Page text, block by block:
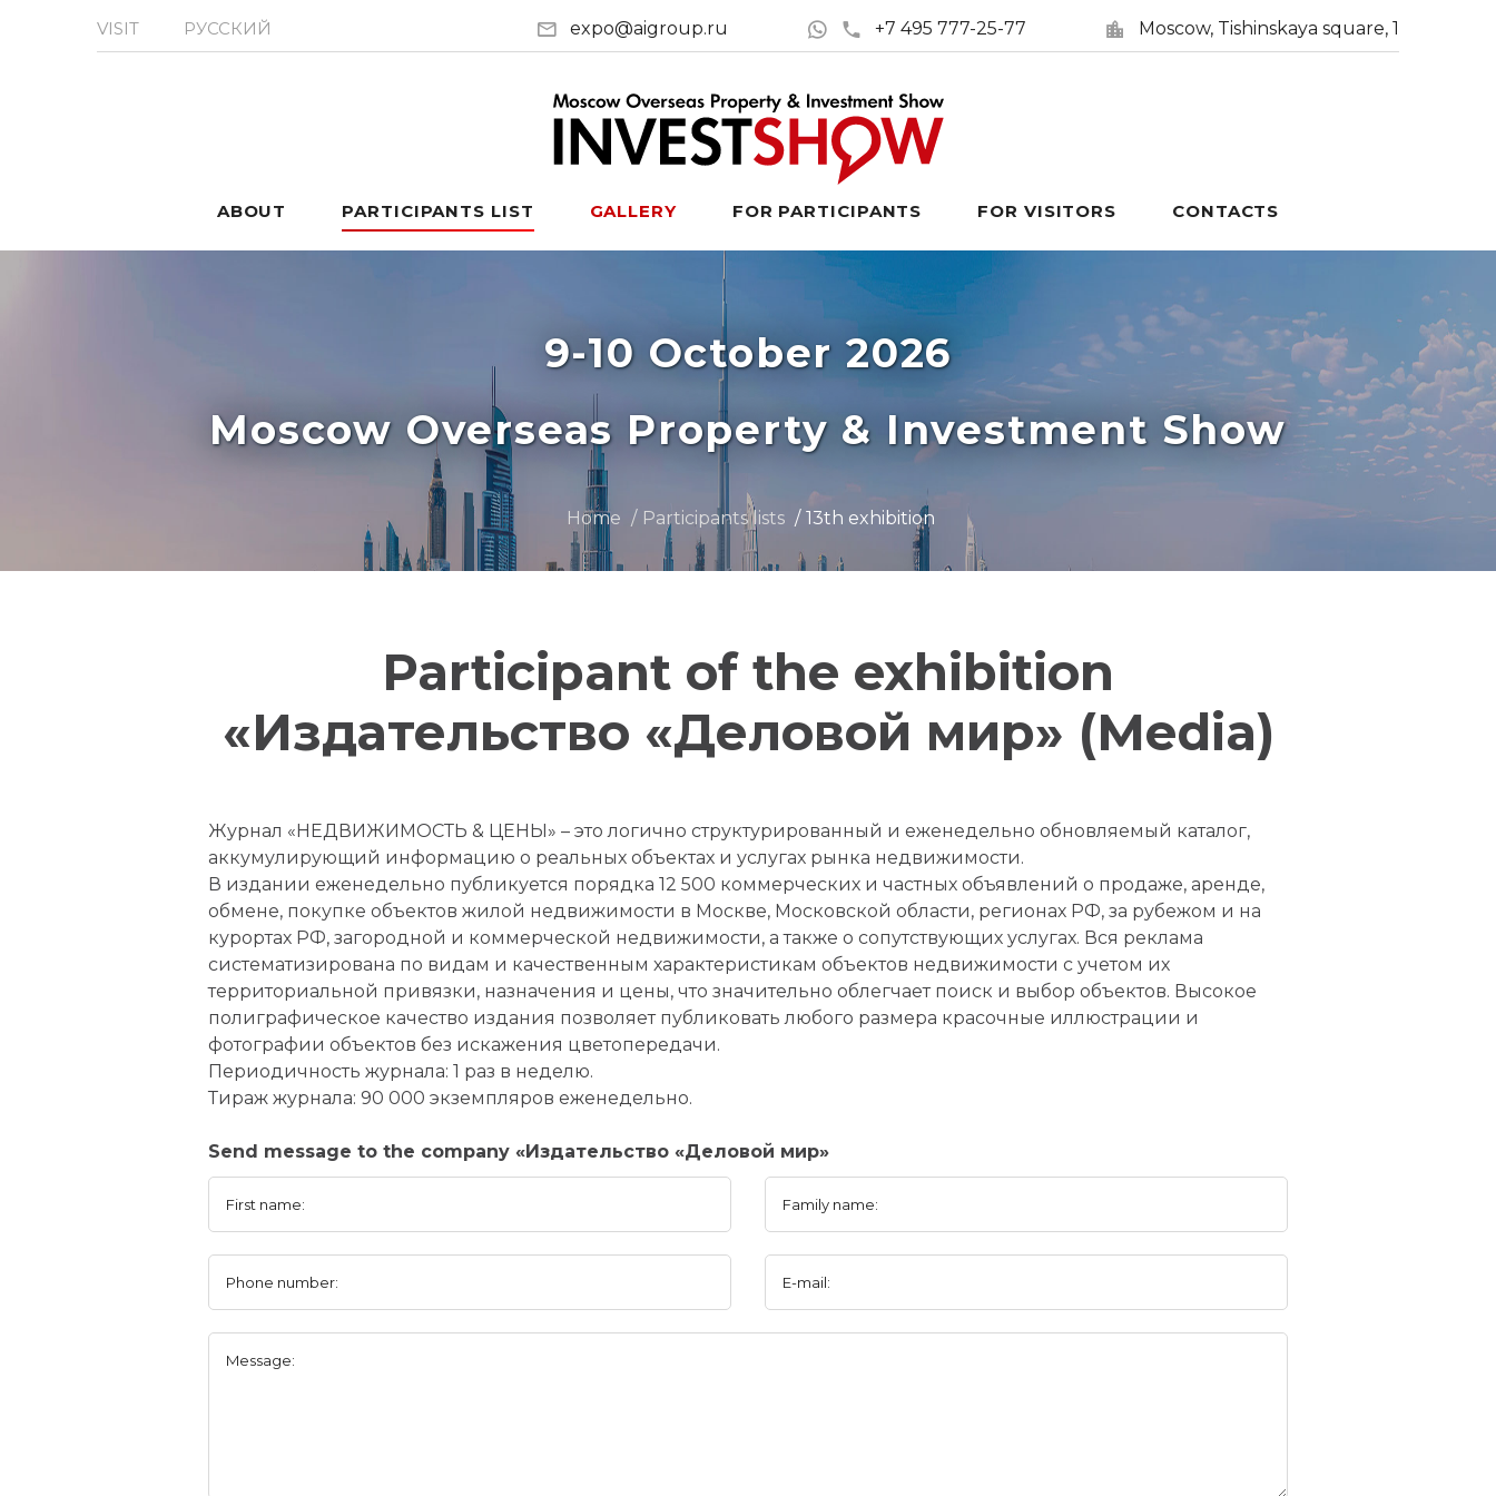
VISIT РУССКИЙ expo@aigroup.ru +7 495 777-25-77 Moscow, Tishinskaya square, 1
ABOUT PARTICIPANTS LIST GALLERY FOR PARTICIPANTS FOR VISITORS CONTACTS
9-10 October 2026
Moscow Overseas Property & Investment Show
Home Participants lists 13th exhibition
Participant of the exhibition
«Издательство «Деловой мир» (Media)
Журнал «НЕДВИЖИМОСТЬ & ЦЕНЫ» – это логично структурированный и еженедельно обновляемый каталог,
аккумулирующий информацию о реальных объектах и услугах рынка недвижимости.
В издании еженедельно публикуется порядка 12 500 коммерческих и частных объявлений о продаже, аренде,
обмене, покупке объектов жилой недвижимости в Москве, Московской области, регионах РФ, за рубежом и на
курортах РФ, загородной и коммерческой недвижимости, а также о сопутствующих услугах. Вся реклама
систематизирована по видам и качественным характеристикам объектов недвижимости с учетом их
территориальной привязки, назначения и цены, что значительно облегчает поиск и выбор объектов. Высокое
полиграфическое качество издания позволяет публиковать любого размера красочные иллюстрации и
фотографии объектов без искажения цветопередачи.
Периодичность журнала: 1 раз в неделю.
Тираж журнала: 90 000 экземпляров еженедельно.
Send message to the company «Издательство «Деловой мир»
First name: Family name:
Phone number: E-mail:
Message: